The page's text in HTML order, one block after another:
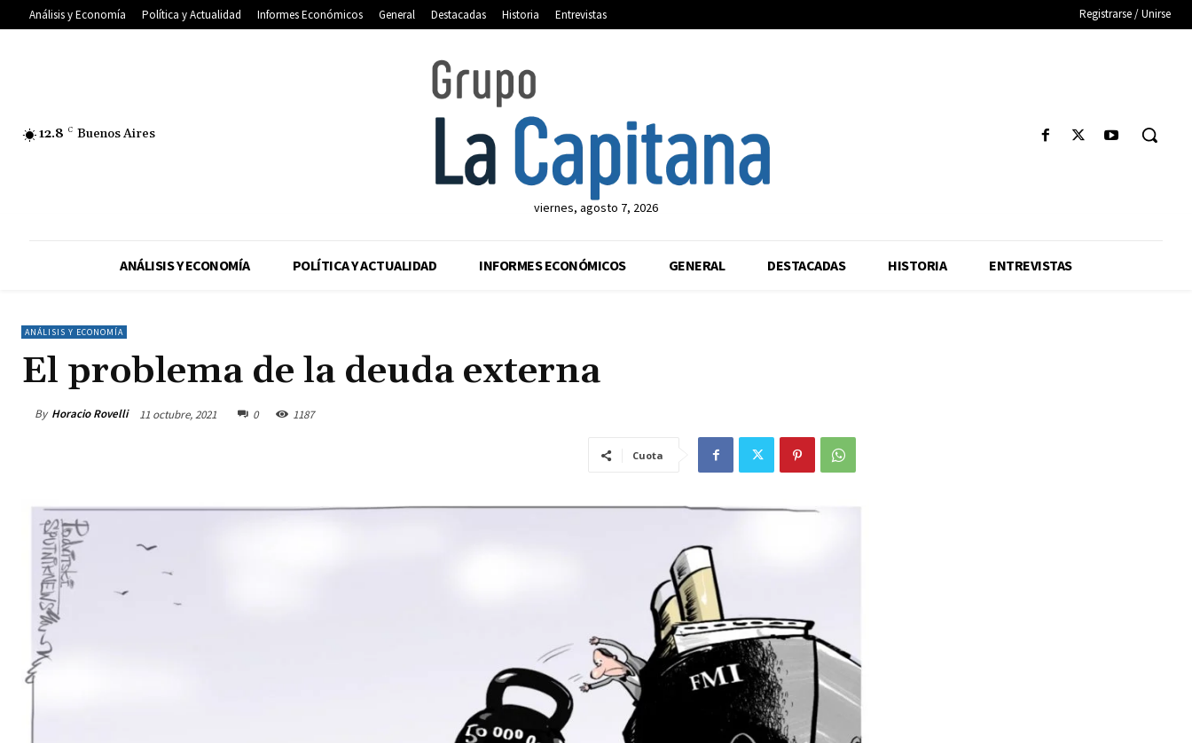
Análisis y Economía Política y Actualidad Informes Económicos General Destacadas Historia Entrevistas Registrarse / Unirse
12.8 C Buenos Aires
viernes, agosto 7, 2026
ANÁLISIS Y ECONOMÍA POLÍTICA Y ACTUALIDAD INFORMES ECONÓMICOS GENERAL DESTACADAS HISTORIA ENTREVISTAS
ANÁLISIS Y ECONOMÍA
El problema de la deuda externa
By Horacio Rovelli 11 octubre, 2021 0 1187
Cuota